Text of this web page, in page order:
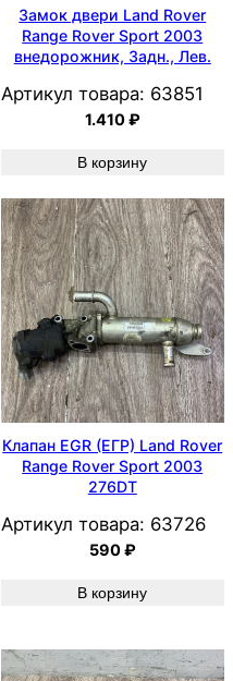
Замок двери Land Rover
Range Rover Sport 2003
внедорожник, Задн., Лев.
Артикул товара: 63851
1.410₽
В корзину
Клапан EGR (ЕГР) Land Rover
Range Rover Sport 2003
276DT
Артикул товара: 63726
590₽
В корзину